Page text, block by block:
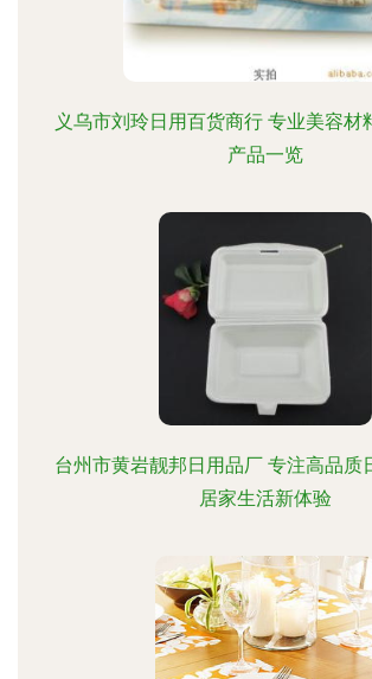
义乌市刘玲日用百货商行 专业美容材
产品一览
台州市黄岩靓邦日用品厂 专注高品质
居家生活新体验